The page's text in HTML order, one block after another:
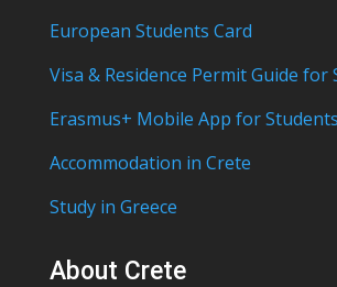
European Students Card
Visa & Residence Permit Guide for
Erasmus+ Mobile App for Students
Accommodation in Crete
Study in Greece
About Crete